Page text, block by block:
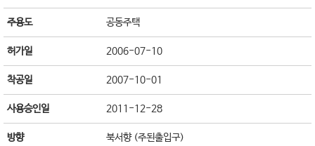
주용도 공동주택
허가일 2006-07-10
착공일 2007-10-01
사용승인일 2011-12-28
방향 북서향 (주된출입구)